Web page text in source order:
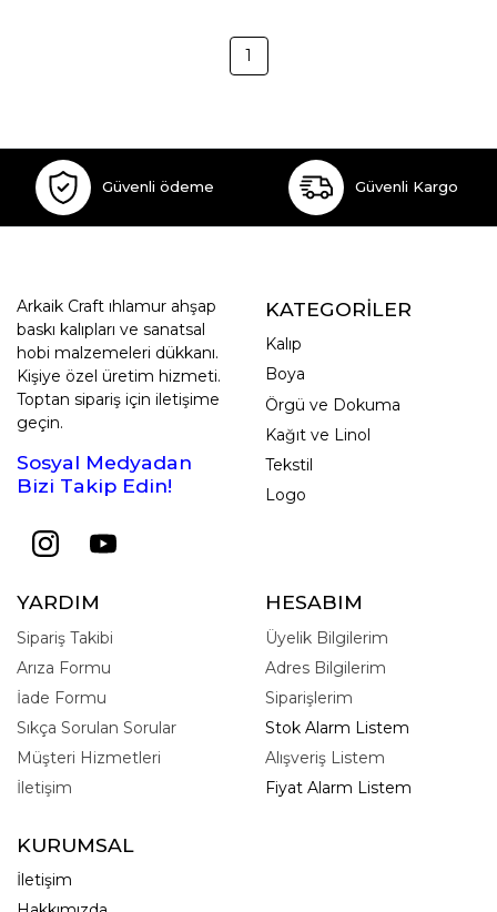
1
Güvenli ödeme Güvenli Kargo
Arkaik Craft ıhlamur ahşap
baskı kalıpları ve sanatsal
hobi malzemeleri dükkanı.
Kişiye özel üretim hizmeti.
Toptan sipariş için iletişime
geçin.
Sosyal Medyadan
Bizi Takip Edin!
KATEGORİLER
Kalıp
Boya
Örgü ve Dokuma
Kağıt ve Linol
Tekstil
Logo
YARDIM
Sipariş Takibi
Arıza Formu
İade Formu
Sıkça Sorulan Sorular
Müşteri Hizmetleri
İletişim
HESABIM
Üyelik Bilgilerim
Adres Bilgilerim
Siparişlerim
Stok Alarm Listem
Alışveriş Listem
Fiyat Alarm Listem
KURUMSAL
İletişim